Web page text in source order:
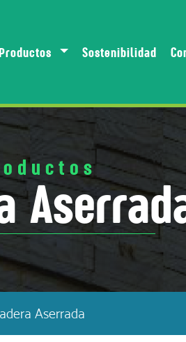
Sostenibilidad
Aserrada